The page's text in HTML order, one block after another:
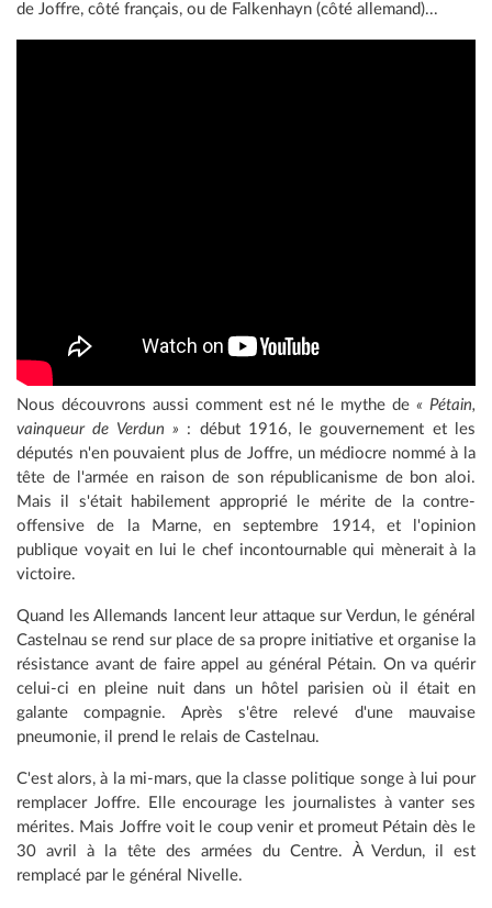
de Joffre, côté français, ou de Falkenhayn (côté allemand)...
Nous découvrons aussi comment est né le mythe de« Pétain,
vainqueur de Verdun » : début 1916, le gouvernement et les
députés n'en pouvaient plus de Joffre, un médiocre nommé à la
tête de l'armée en raison de son républicanisme de bon aloi.
Mais il s'était habilement approprié le mérite de la contre-
offensive de la Marne, en septembre 1914, et l'opinion
publique voyait en lui le chef incontournable qui mènerait à la
victoire.
Quand les Allemands lancent leur attaque sur Verdun, le général
Castelnau se rend sur place de sa propre initiative et organise la
résistance avant de faire appel au général Pétain. On va quérir
celui-ci en pleine nuit dans un hôtel parisien où il était en
galante compagnie. Après s'être relevé d'une mauvaise
pneumonie, il prend le relais de Castelnau.
C'est alors, à la mi-mars, que la classe politique songe à lui pour
remplacer Joffre. Elle encourage les journalistes à vanter ses
mérites. Mais Joffre voit le coup venir et promeut Pétain dès le
30 avril à la tête des armées du Centre. À Verdun, il est
remplacé par le général Nivelle.